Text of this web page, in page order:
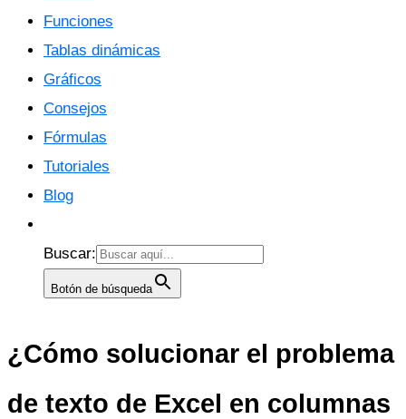
Funciones
Tablas dinámicas
Gráficos
Consejos
Fórmulas
Tutoriales
Blog
Buscar:
Botón de búsqueda
¿Cómo solucionar el problema
de texto de Excel en columnas